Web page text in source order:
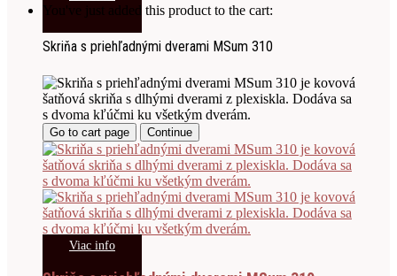
You've just added this product to the cart:
Skriňa s priehľadnými dverami MSum 310
Go to cart page Continue
Viac info